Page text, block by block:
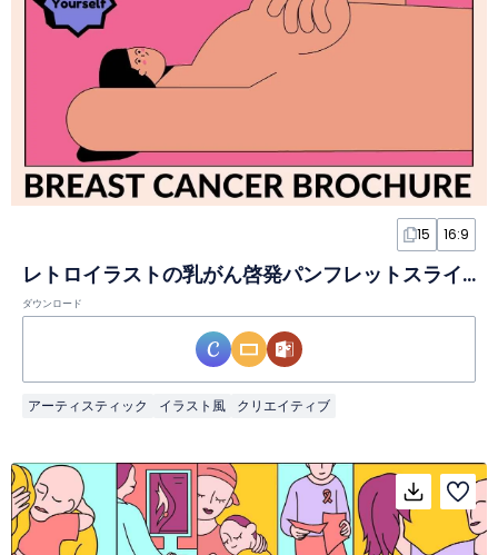
15 16:9
レトロイラストの乳がん啓発パンフレットスライド
ダウンロード
アーティスティック イラスト風 クリエイティブ